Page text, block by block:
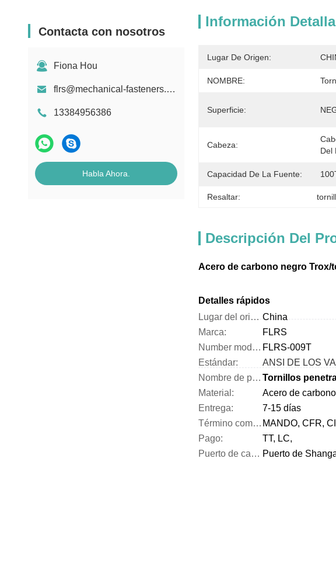
galvanizada
Resorte de presión
Contacta con nosotros
Fiona Hou
flrs@mechanical-fasteners.com
13384956386
Habla Ahora.
Información
Lugar De Origen:
NOMBRE:
Superficie:
Cabeza:
Del
Capacidad De La Fuente:
Resaltar:
Descripción Del
Acero de carbono negro Trox/
Detalles rápidos
Lugar del origen: China
Marca:
FLRS
Number modelo: FLRS-009T
Estándar:
Nombre de producto:
Material:
Acero de
Entrega:
7-15 días
Término comercial: MANDO, CFR,
Pago:
TT, LC,
Puerto de cargamento: Puerto de